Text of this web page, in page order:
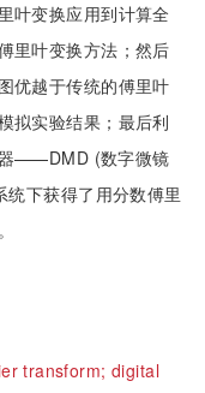
叶变换应用到计算全
里叶变换方法；然后
优越于传统的傅里叶
拟实验结果；最后利
器——DMD (数字微镜
下获得了用分数傅里
transform;digital